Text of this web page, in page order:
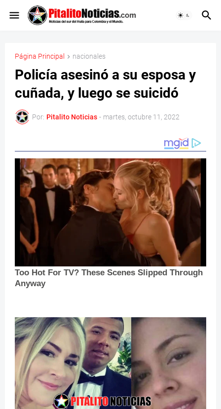
Página Principal nacionales
Policía asesinó a su esposa y
cuñada, y luego se suicidó
Por: Pitalito Noticias - martes, octubre 11, 2022